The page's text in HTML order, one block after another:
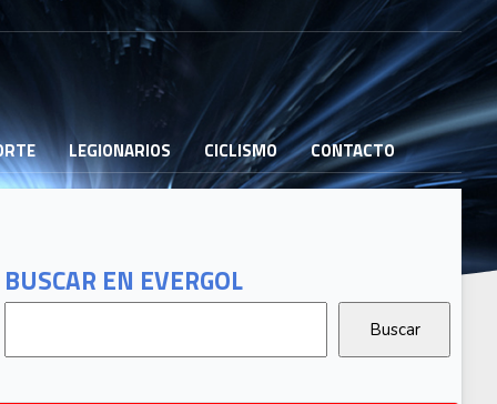
LEGIONARIOS CICLISMO CONTACTO
BUSCAR EN EVERGOL